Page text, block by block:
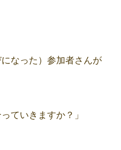
なった）参加者さんが
ていきますか？」